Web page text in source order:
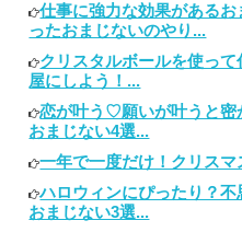
仕事に強力な効果がある
ったおまじないのやり...
クリスタルボールを使っ
屋にしよう！...
恋が叶う♡願いが叶うと密
おまじない4選...
一年で一度だけ！クリス
ハロウィンにぴったり？
おまじない3選...